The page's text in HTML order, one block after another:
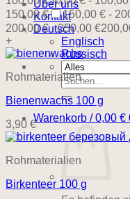
Über uns
Kontakt
Deutsch
Englisch
Russisch
Suchen
nach:
Warenkorb /0,00 €
150,00 €
150,00 € -
200,00 € - 250,00 €
+
Rohmaterialien
Bienenwachs 100 g
3,90 €
Rohmaterialien
Birkenteer 100 g